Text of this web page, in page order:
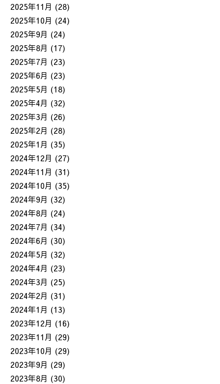
2025年11月 (28)
2025年10月 (24)
2025年9月 (24)
2025年8月 (17)
2025年7月 (23)
2025年6月 (23)
2025年5月 (18)
2025年4月 (32)
2025年3月 (26)
2025年2月 (28)
2025年1月 (35)
2024年12月 (27)
2024年11月 (31)
2024年10月 (35)
2024年9月 (32)
2024年8月 (24)
2024年7月 (34)
2024年6月 (30)
2024年5月 (32)
2024年4月 (23)
2024年3月 (25)
2024年2月 (31)
2024年1月 (13)
2023年12月 (16)
2023年11月 (29)
2023年10月 (29)
2023年9月 (29)
2023年8月 (30)